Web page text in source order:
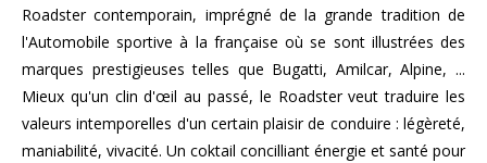
Roadster contemporain, imprégné de la grande tradition de
l'Automobile sportive à la française où se sont illustrées des
marques prestigieuses telles que Bugatti, Amilcar, Alpine, ...
Mieux qu'un clin d'œil au passé, le Roadster veut traduire les
valeurs intemporelles d'un certain plaisir de conduire : légèreté,
maniabilité, vivacité. Un coktail concilliant énergie et santé pour